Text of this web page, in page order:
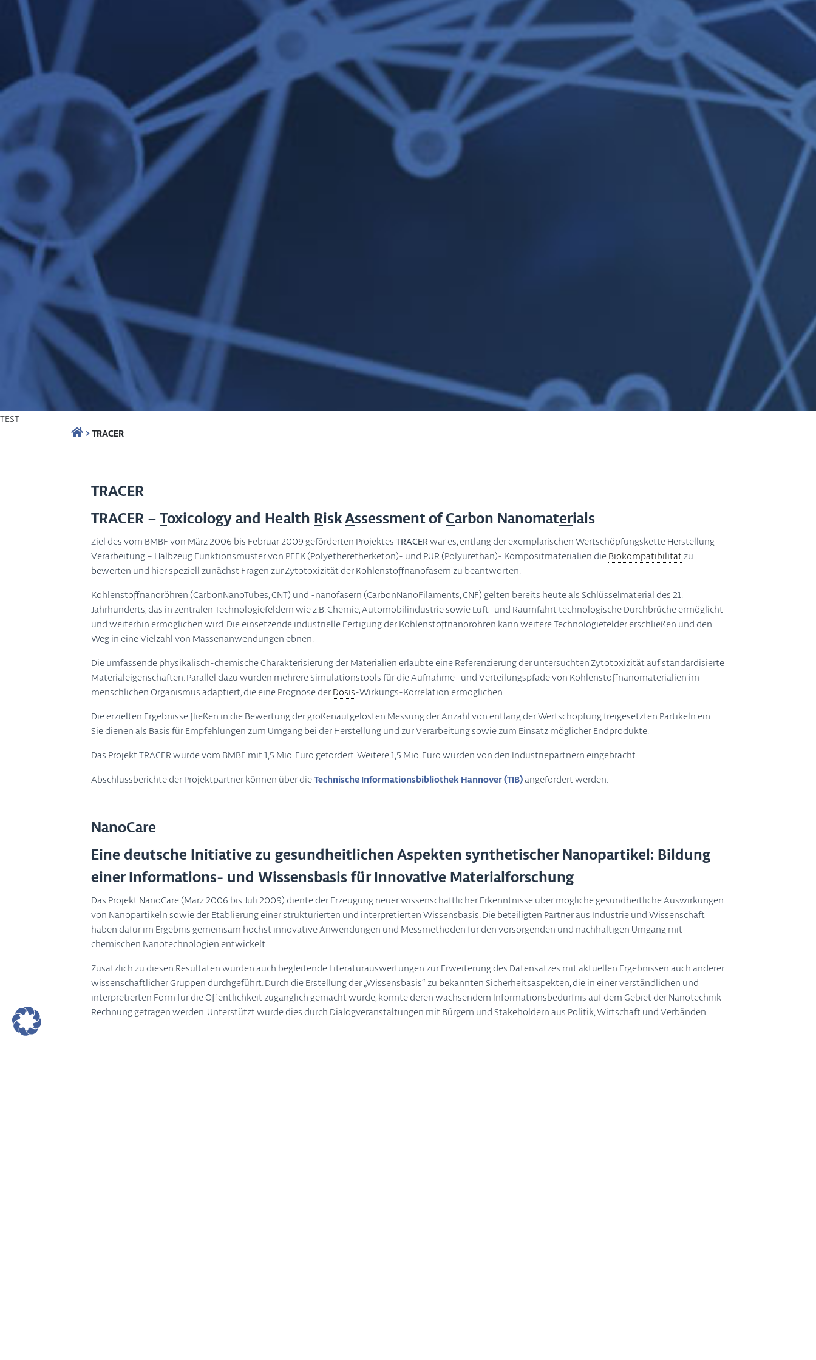
TEST
>TRACER
TRACER
TRACER –Toxicology and Health RiskAssessment ofCarbon Nanomaterials
Ziel des vom BMBF von März 2006 bis Februar 2009 geförderten ProjektesTRACERwar es, entlang der exemplarischen Wertschöpfungskette Herstellung –
Verarbeitung – Halbzeug Funktionsmuster von PEEK (Polyetheretherketon)- und PUR (Polyurethan)- Kompositmaterialien dieBiokompatibilitätzu
bewerten und hier speziell zunächst Fragen zur Zytotoxizität der Kohlenstoffnanofasern zu beantworten.
Kohlenstoffnanoröhren (CarbonNanoTubes, CNT) und -nanofasern (CarbonNanoFilaments, CNF) gelten bereits heute als Schlüsselmaterial des 21.
Jahrhunderts, das in zentralen Technologiefeldern wie z.B. Chemie, Automobilindustrie sowie Luft- und Raumfahrt technologische Durchbrüche ermöglicht
und weiterhin ermöglichen wird. Die einsetzende industrielle Fertigung der Kohlenstoffnanoröhren kann weitere Technologiefelder erschließen und den
Weg in eine Vielzahl von Massenanwendungen ebnen.
Die umfassende physikalisch-chemische Charakterisierung der Materialien erlaubte eine Referenzierung der untersuchten Zytotoxizität auf standardisierte
Materialeigenschaften. Parallel dazu wurden mehrere Simulationstools für die Aufnahme- und Verteilungspfade von Kohlenstoffnanomaterialien im
menschlichen Organismus adaptiert, die eine Prognose derDosis-Wirkungs-Korrelation ermöglichen.
Die erzielten Ergebnisse fließen in die Bewertung der größenaufgelösten Messung der Anzahl von entlang der Wertschöpfung freigesetzten Partikeln ein.
Sie dienen als Basis für Empfehlungen zum Umgang bei der Herstellung und zur Verarbeitung sowie zum Einsatz möglicher Endprodukte.
Das Projekt TRACER wurde vom BMBF mit 1,5 Mio. Euro gefördert. Weitere 1,5 Mio. Euro wurden von den Industriepartnern eingebracht.
Abschlussberichte der Projektpartner können über dieTechnische Informationsbibliothek Hannover (TIB)angefordert werden.
NanoCare
Eine deutsche Initiative zu gesundheitlichen Aspekten synthetischer Nanopartikel: Bildung
einer Informations- und Wissensbasis für Innovative Materialforschung
Das Projekt NanoCare (März 2006 bis Juli 2009) diente der Erzeugung neuer wissenschaftlicher Erkenntnisse über mögliche gesundheitliche Auswirkungen
von Nanopartikeln sowie der Etablierung einer strukturierten und interpretierten Wissensbasis. Die beteiligten Partner aus Industrie und Wissenschaft
haben dafür im Ergebnis gemeinsam höchst innovative Anwendungen und Messmethoden für den vorsorgenden und nachhaltigen Umgang mit
chemischen Nanotechnologien entwickelt.
Zusätzlich zu diesen Resultaten wurden auch begleitende Literaturauswertungen zur Erweiterung des Datensatzes mit aktuellen Ergebnissen auch anderer
wissenschaftlicher Gruppen durchgeführt. Durch die Erstellung der „Wissensbasis“ zu bekannten Sicherheitsaspekten, die in einer verständlichen und
interpretierten Form für die Öffentlichkeit zugänglich gemacht wurde, konnte deren wachsendem Informationsbedürfnis auf dem Gebiet der Nanotechnik
Rechnung getragen werden. Unterstützt wurde dies durch Dialogveranstaltungen mit Bürgern und Stakeholdern aus Politik, Wirtschaft und Verbänden.